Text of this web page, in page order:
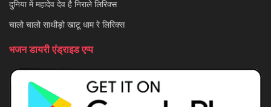
दुनिया में महादेव देव है निराले लिरिक्स
चालो चालो साथीड़ो खाटू धाम रे लिरिक्स
भजन डायरी एंड्राइड एप्प